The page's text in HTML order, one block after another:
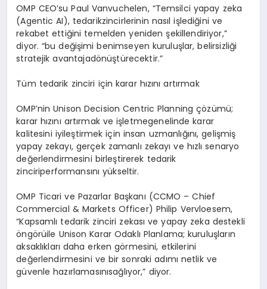
OMP CEO’su Paul Vanvuchelen, “Temsilci yapay zeka
(Agentic AI), tedarikzincirlerinin nasıl işlediğini ve
rekabet ettiğini temelden yeniden şekillendiriyor,”
diyor. “budeğişimi benimseyen kuruluşlar,belirsizliği
stratejik avantajadönüştürecektir.”
Tüm tedarik zinciri için karar hızını artırmak
OMP’nin Unison Decision Centric Planning çözümü;
karar hızını artırmak ve işletmegenelinde karar
kalitesini iyileştirmek için insan uzmanlığını,gelişmiş
yapay zekayı, gerçek zamanlı zekayı ve hızlı senaryo
değerlendirmesini birleştirerek tedarik
zinciriperformansını yükseltir.
OMP Ticari ve Pazarlar Başkanı (CCMO – Chief
Commercial & Markets Officer) Philip Vervloesem,
“Kapsamlı tedarik zinciri zekası ve yapay zeka destekli
öngörüile Unison Karar Odaklı Planlama; kuruluşların
aksaklıkları daha erken görmesini, etkilerini
değerlendirmesini ve bir sonraki adımı netlik ve
güvenle hazırlamasınısağlıyor,” diyor.